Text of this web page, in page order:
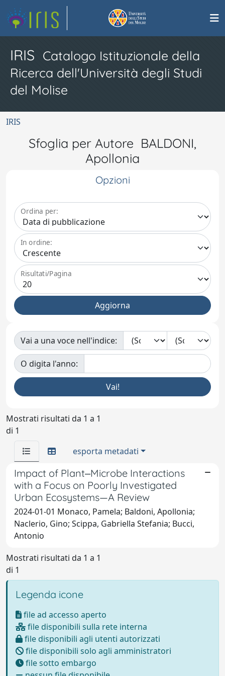
IRIS Catalogo Istituzionale della
Ricerca dell'Università degli Studi
del Molise
IRIS
Sfoglia per Autore BALDONI,
Apollonia
Opzioni
Ordina per:
In ordine:
Risultati/Pagina
Vai a una voce nell'indice:
O digita l'anno:
Mostrati risultati da 1 a 1
di 1
esporta metadati
Impact of Plant‒Microbe Interactions
with a Focus on Poorly Investigated
Urban Ecosystems—A Review
2024-01-01 Monaco, Pamela; Baldoni, Apollonia;
Naclerio, Gino; Scippa, Gabriella Stefania; Bucci,
Antonio
Mostrati risultati da 1 a 1
di 1
Legenda icone
file ad accesso aperto
file disponibili sulla rete interna
file disponibili agli utenti autorizzati
file disponibili solo agli amministratori
file sotto embargo